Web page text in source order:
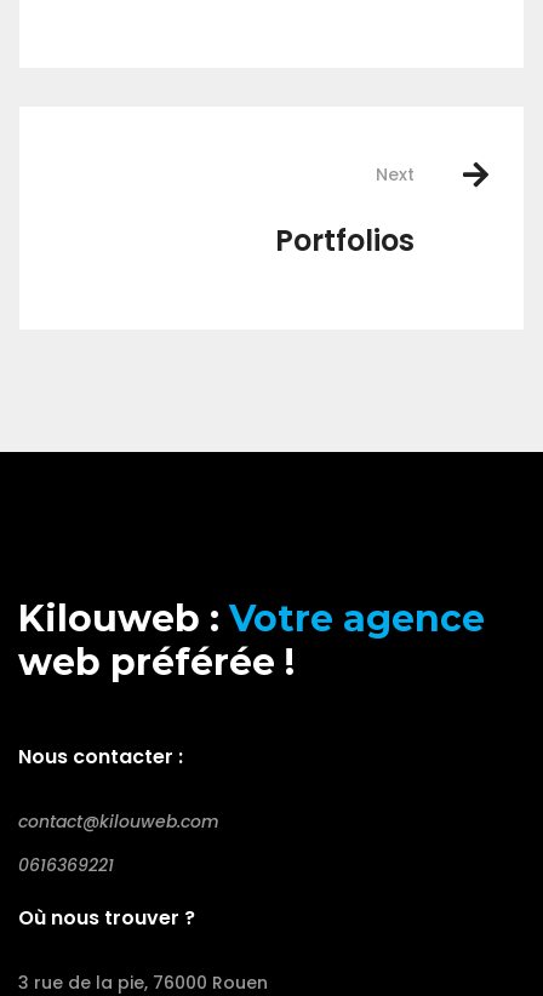
Next
Portfolios
Kilouweb : Votre agence
web préférée !
Nous contacter :
contact@kilouweb.com
0616369221
Où nous trouver ?
3 rue de la pie, 76000 Rouen